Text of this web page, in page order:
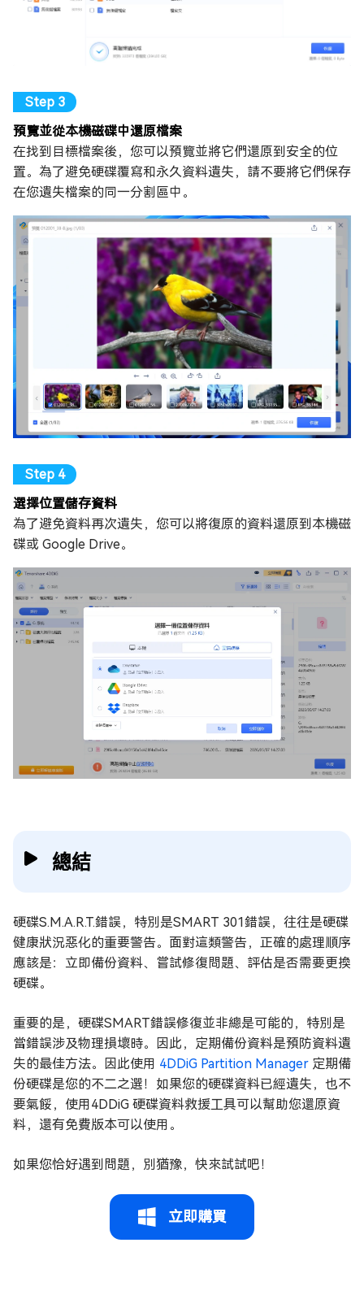
預覽並從本機磁碟中還原檔案
在找到目標檔案後，您可以預覽並將它們還原到安全的位
置。為了避免硬碟覆寫和永久資料遺失，請不要將它們保存
在您遺失檔案的同一分割區中。
選擇位置儲存資料
為了避免資料再次遺失，您可以將復原的資料還原到本機磁
碟或 Google Drive。
總結
硬碟S.M.A.R.T.錯誤，特別是SMART 301錯誤，往往是硬碟
健康狀況惡化的重要警告。面對這類警告，正確的處理順序
應該是：立即備份資料、嘗試修復問題、評估是否需要更換
硬碟。
重要的是，硬碟SMART錯誤修復並非總是可能的，特別是
當錯誤涉及物理損壞時。因此，定期備份資料是預防資料遺
失的最佳方法。因此使用 4DDiG Partition Manager 定期備
份硬碟是您的不二之選！如果您的硬碟資料已經遺失，也不
要氣餒，使用4DDiG 硬碟資料救援工具可以幫助您還原資
料，還有免費版本可以使用。
如果您恰好遇到問題，別猶豫，快來試試吧！
立即購買